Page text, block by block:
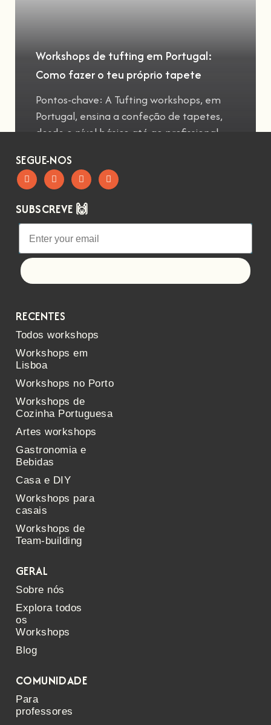
Workshops de tufting em Portugal:
Como fazer o teu próprio tapete
Pontos-chave: A Tufting workshops, em
Portugal, ensina a confeção de tapetes,
desde o nível básico até ao profissional
SEGUE-NOS
SUBSCREVE 🙌
RECENTES
Todos workshops
Workshops em
Lisboa
Workshops no Porto
Workshops de
Cozinha Portuguesa
Artes workshops
Gastronomia e
Bebidas
Casa e DIY
Workshops para
casais
Workshops de
Team-building
GERAL
Sobre nós
Explora todos
os
Workshops
Blog
COMUNIDADE
Para
professores